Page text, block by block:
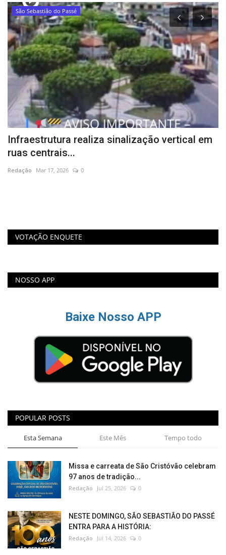
São Sebastião do Passé
Infraestrutura realiza sinalização vertical em
ruas centrais...
Redação Mar 17, 2026 0
VOTAÇÃO ENQUETE
NOSSO APP
Baixe Nosso APP
POPULAR POSTS
Esta Semana Este Mês Tempo todo
Missa e carreata de São Cristóvão celebram
97 anos de tradição...
Redação Jul 25, 2026 0
NESTE DOMINGO, SÃO SEBASTIÃO DO PASSÉ
ENTRA PARA A HISTÓRIA:
Redação Jul 14, 2026 0